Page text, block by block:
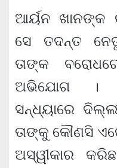
ଆର୍ୟନ ଖାନଙ୍କ
ସେ ତଦନ୍ତ
ତାଙ୍କ
ଅଭିଯୋଗ ।
ସନ୍ଧ୍ୟାରେ
ତାଙ୍କୁ କୌଣସି
ଅସ୍ୱୀକାର